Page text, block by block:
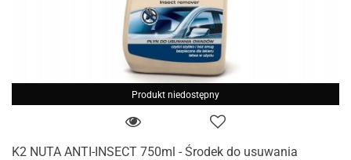
Produkt niedostępny
K2 NUTA ANTI-INSECT 750ml - Środek do usuwania